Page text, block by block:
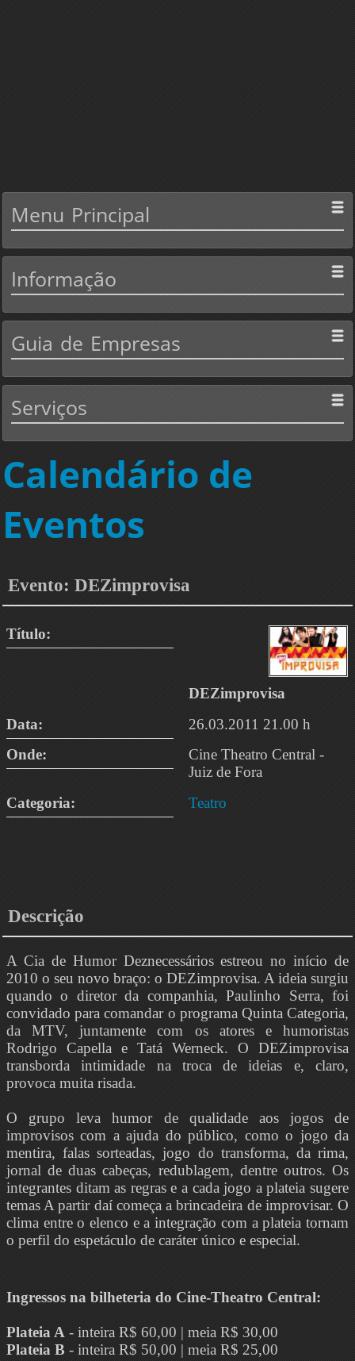
Menu Principal
Informação
Guia de Empresas
Serviços
Calendário de
Eventos
Evento: DEZimprovisa
Título:
DEZimprovisa
Data:
26.03.2011 21.00 h
Onde:
Cine Theatro Central -
Juiz de Fora
Categoria:
Teatro
Descrição
A Cia de Humor Deznecessários estreou no início de
2010 o seu novo braço: o DEZimprovisa. A ideia surgiu
quando o diretor da companhia, Paulinho Serra, foi
convidado para comandar o programa Quinta Categoria,
da MTV, juntamente com os atores e humoristas
Rodrigo Capella e Tatá Werneck. O DEZimprovisa
transborda intimidade na troca de ideias e, claro,
provoca muita risada.
O grupo leva humor de qualidade aos jogos de
improvisos com a ajuda do público, como o jogo da
mentira, falas sorteadas, jogo do transforma, da rima,
jornal de duas cabeças, redublagem, dentre outros. Os
integrantes ditam as regras e a cada jogo a plateia sugere
temas A partir daí começa a brincadeira de improvisar. O
clima entre o elenco e a integração com a plateia tornam
o perfil do espetáculo de caráter único e especial.
Ingressos na bilheteria do Cine-Theatro Central:
Plateia A - inteira R$ 60,00 | meia R$ 30,00
Plateia B - inteira R$ 50,00 | meia R$ 25,00